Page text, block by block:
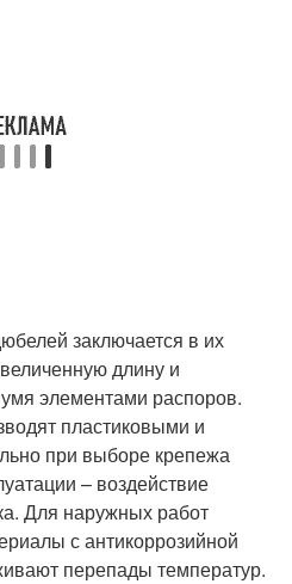
заключается в их
длину и
элементами распоров.
пластиковыми и
при выборе крепежа
– воздействие
Для наружных работ
с антикоррозийной
перепады температур.